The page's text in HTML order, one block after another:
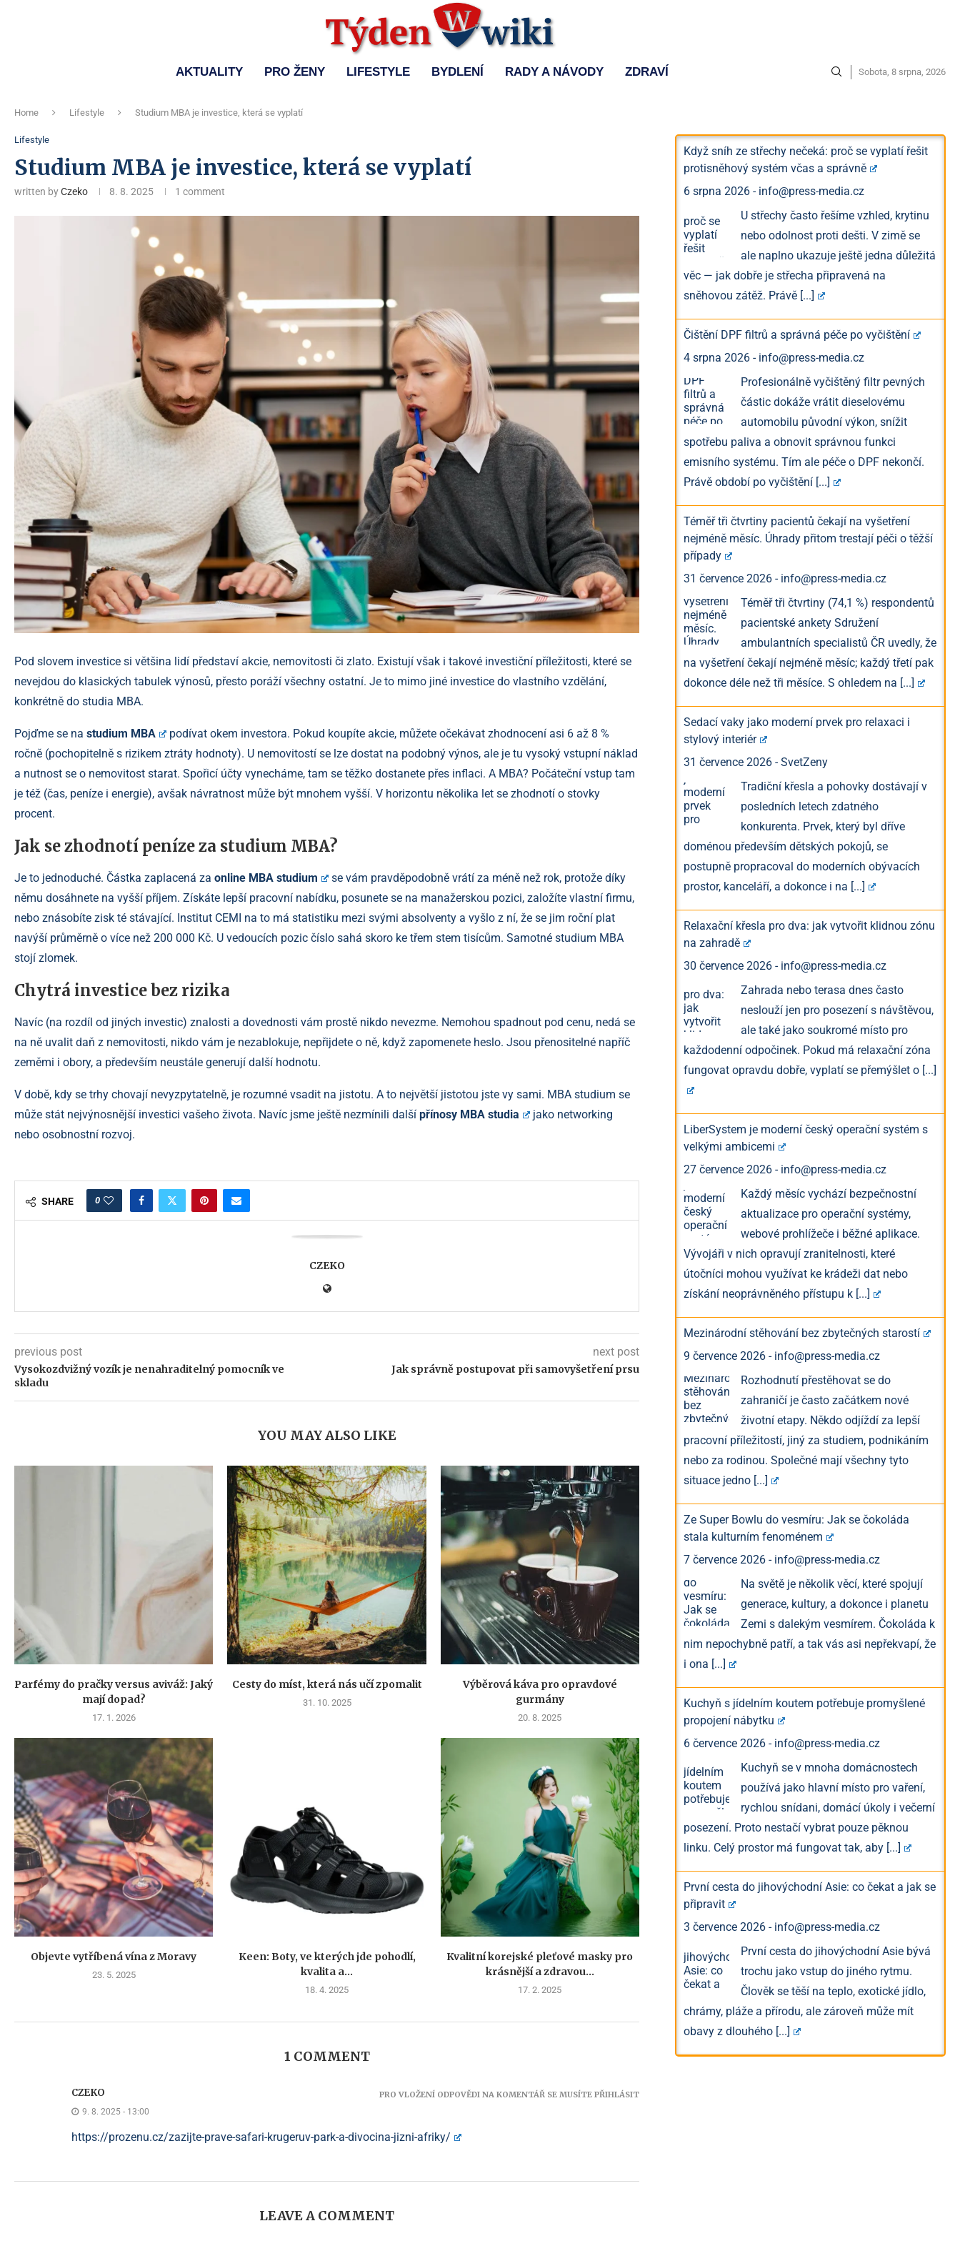
AKTUALITY PRO ŽENY LIFESTYLE BYDLENÍ RADY A NÁVODY ZDRAVÍ Sobota, 8 srpna, 2026
Home Lifestyle Studium MBA je investice, která se vyplatí
Lifestyle
Studium MBA je investice, která se vyplatí
written byCzeko 8. 8. 2025 1 comment
Pod slovem investice si většina lidí představí akcie, nemovitosti či zlato. Existují však i takové investiční příležitosti, které se
nevejdou do klasických tabulek výnosů, přesto poráží všechny ostatní. Je to mimo jiné investice do vlastního vzdělání,
konkrétně do studia MBA.
Pojďme se na studium MBA
podívat okem investora. Pokud koupíte akcie, můžete očekávat zhodnocení asi 6 až 8 %
ročně (pochopitelně s rizikem ztráty hodnoty). U nemovitostí se lze dostat na podobný výnos, ale je tu vysoký vstupní náklad
a nutnost se o nemovitost starat. Spořicí účty vynecháme, tam se těžko dostanete přes inflaci. A MBA? Počáteční vstup tam
je též (čas, peníze i energie), avšak návratnost může být mnohem vyšší. V horizontu několika let se zhodnotí o stovky
procent.
Jak se zhodnotí peníze za studium MBA?
Je to jednoduché. Částka zaplacená za online MBA studium
se vám pravděpodobně vrátí za méně než rok, protože díky
němu dosáhnete na vyšší příjem. Získáte lepší pracovní nabídku, posunete se na manažerskou pozici, založíte vlastní firmu,
nebo znásobíte zisk té stávající. Institut CEMI na to má statistiku mezi svými absolventy a vyšlo z ní, že se jim roční plat
navýší průměrně o více než 200 000 Kč. U vedoucích pozic číslo sahá skoro ke třem stem tisícům. Samotné studium MBA
stojí zlomek.
Chytrá investice bez rizika
Navíc (na rozdíl od jiných investic) znalosti a dovednosti vám prostě nikdo nevezme. Nemohou spadnout pod cenu, nedá se
na ně uvalit daň z nemovitosti, nikdo vám je nezablokuje, nepřijdete o ně, když zapomenete heslo. Jsou přenositelné napříč
zeměmi i obory, a především neustále generují další hodnotu.
V době, kdy se trhy chovají nevyzpytatelně, je rozumné vsadit na jistotu. A to největší jistotou jste vy sami. MBA studium se
může stát nejvýnosnější investici vašeho života. Navíc jsme ještě nezmínili další přínosy MBA studia
jako networking
nebo osobnostní rozvoj.
SHARE 0
CZEKO
previous post
Vysokozdvižný vozík je nenahraditelný pomocník ve
skladu
next post
Jak správně postupovat při samovyšetření prsu
YOU MAY ALSO LIKE
Parfémy do pračky versus aviváž: Jaký
mají dopad?
17. 1. 2026
Cesty do míst, která nás učí zpomalit
31. 10. 2025
Výběrová káva pro opravdové
gurmány
20. 8. 2025
Objevte vytříbená vína z Moravy
23. 5. 2025
Keen: Boty, ve kterých jde pohodlí,
kvalita a...
18. 4. 2025
Kvalitní korejské pleťové masky pro
krásnější a zdravou...
17. 2. 2025
1 COMMENT
CZEKO
9. 8. 2025 - 13:00
https://prozenu.cz/zazijte-prave-safari-krugeruv-park-a-divocina-jizni-afriky/
PRO VLOŽENÍ ODPOVĚDI NA KOMENTÁŘ SE MUSÍTE PŘIHLÁSIT
LEAVE A COMMENT
Když sníh ze střechy nečeká: proč se vyplatí řešit
protisněhový systém včas a správně
6 srpna 2026 - info@press-media.cz
U střechy často řešíme vzhled, krytinu
nebo odolnost proti dešti. V zimě se
ale naplno ukazuje ještě jedna důležitá
věc — jak dobře je střecha připravená na
sněhovou zátěž. Právě [...]
Čištění DPF filtrů a správná péče po vyčištění
4 srpna 2026 - info@press-media.cz
Profesionálně vyčištěný filtr pevných
částic dokáže vrátit dieselovému
automobilu původní výkon, snížit
spotřebu paliva a obnovit správnou funkci
emisního systému. Tím ale péče o DPF nekončí.
Právě období po vyčištění [...]
Téměř tři čtvrtiny pacientů čekají na vyšetření
nejméně měsíc. Úhrady přitom trestají péči o těžší
případy
31 července 2026 - info@press-media.cz
Téměř tři čtvrtiny (74,1 %) respondentů
pacientské ankety Sdružení
ambulantních specialistů ČR uvedly, že
na vyšetření čekají nejméně měsíc; každý třetí pak
dokonce déle než tři měsíce. S ohledem na [...]
Sedací vaky jako moderní prvek pro relaxaci i
stylový interiér
31 července 2026 -SvetZeny
Tradiční křesla a pohovky dostávají v
posledních letech zdatného
konkurenta. Prvek, který byl dříve
doménou především dětských pokojů, se
postupně propracoval do moderních obývacích
prostor, kanceláří, a dokonce i na [...]
Relaxační křesla pro dva: jak vytvořit klidnou zónu
na zahradě
30 července 2026 - info@press-media.cz
Zahrada nebo terasa dnes často
neslouží jen pro posezení s návštěvou,
ale také jako soukromé místo pro
každodenní odpočinek. Pokud má relaxační zóna
fungovat opravdu dobře, vyplatí se přemýšlet o [...]
LiberSystem je moderní český operační systém s
velkými ambicemi
27 července 2026 - info@press-media.cz
Každý měsíc vychází bezpečnostní
aktualizace pro operační systémy,
webové prohlížeče i běžné aplikace.
Vývojáři v nich opravují zranitelnosti, které
útočníci mohou využívat ke krádeži dat nebo
získání neoprávněného přístupu k [...]
Mezinárodní stěhování bez zbytečných starostí
9 července 2026 - info@press-media.cz
Rozhodnutí přestěhovat se do
zahraničí je často začátkem nové
životní etapy. Někdo odjíždí za lepší
pracovní příležitostí, jiný za studiem, podnikáním
nebo za rodinou. Společné mají všechny tyto
situace jedno [...]
Ze Super Bowlu do vesmíru: Jak se čokoláda
stala kulturním fenoménem
7 července 2026 - info@press-media.cz
Na světě je několik věcí, které spojují
generace, kultury, a dokonce i planetu
Zemi s dalekým vesmírem. Čokoláda k
nim nepochybně patří, a tak vás asi nepřekvapí, že
i ona [...]
Kuchyň s jídelním koutem potřebuje promyšlené
propojení nábytku
6 července 2026 - info@press-media.cz
Kuchyň se v mnoha domácnostech
používá jako hlavní místo pro vaření,
rychlou snídani, domácí úkoly i večerní
posezení. Proto nestačí vybrat pouze pěknou
linku. Celý prostor má fungovat tak, aby [...]
První cesta do jihovýchodní Asie: co čekat a jak se
připravit
3 července 2026 - info@press-media.cz
První cesta do jihovýchodní Asie bývá
trochu jako vstup do jiného rytmu.
Člověk se těší na teplo, exotické jídlo,
chrámy, pláže a přírodu, ale zároveň může mít
obavy z dlouhého [...]